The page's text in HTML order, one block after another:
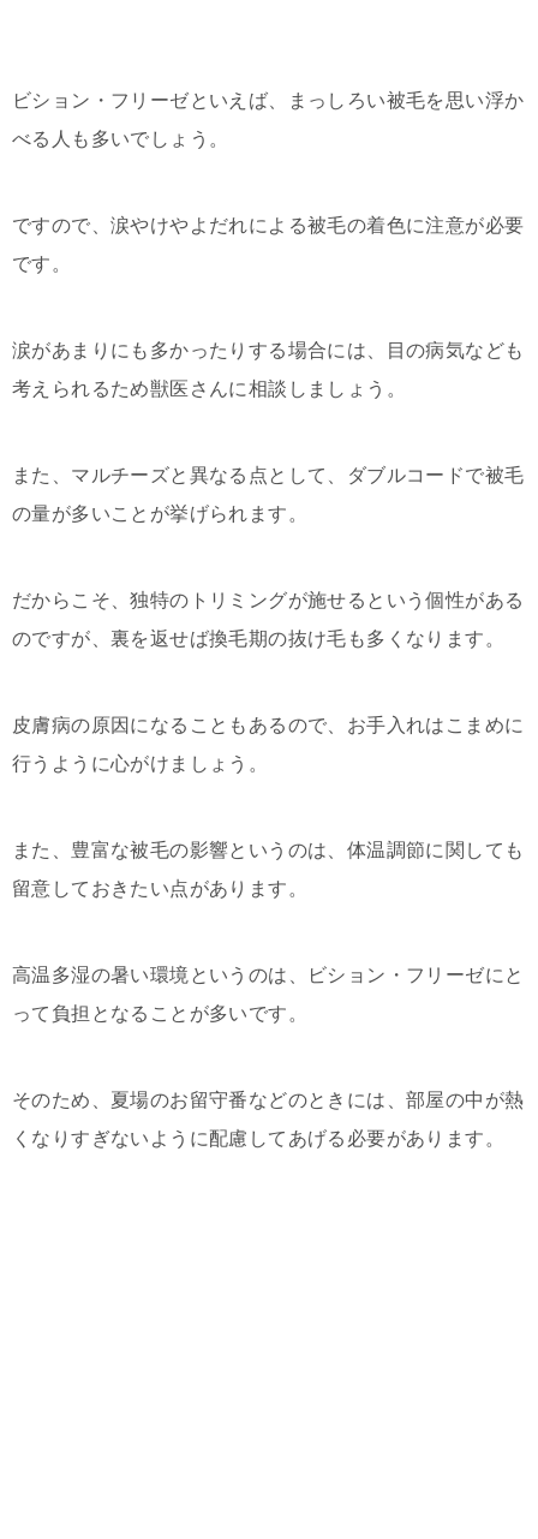
ビション・フリーゼといえば、まっしろい被毛を思い浮か
べる人も多いでしょう。
ですので、涙やけやよだれによる被毛の着色に注意が必要
です。
涙があまりにも多かったりする場合には、目の病気なども
考えられるため獣医さんに相談しましょう。
また、マルチーズと異なる点として、ダブルコードで被毛
の量が多いことが挙げられます。
だからこそ、独特のトリミングが施せるという個性がある
のですが、裏を返せば換毛期の抜け毛も多くなります。
皮膚病の原因になることもあるので、お手入れはこまめに
行うように心がけましょう。
また、豊富な被毛の影響というのは、体温調節に関しても
留意しておきたい点があります。
高温多湿の暑い環境というのは、ビション・フリーゼにと
って負担となることが多いです。
そのため、夏場のお留守番などのときには、部屋の中が熱
くなりすぎないように配慮してあげる必要があります。